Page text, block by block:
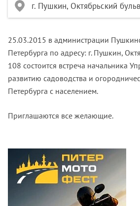
г. Пушкин, Октябрьский
25.03.2015 в администрации
Петербурга по адресу: г. Пушкин,
108 состоится встреча начальника
развитию садоводства и
Петербурга с населением.
Приглашаются все желающие.